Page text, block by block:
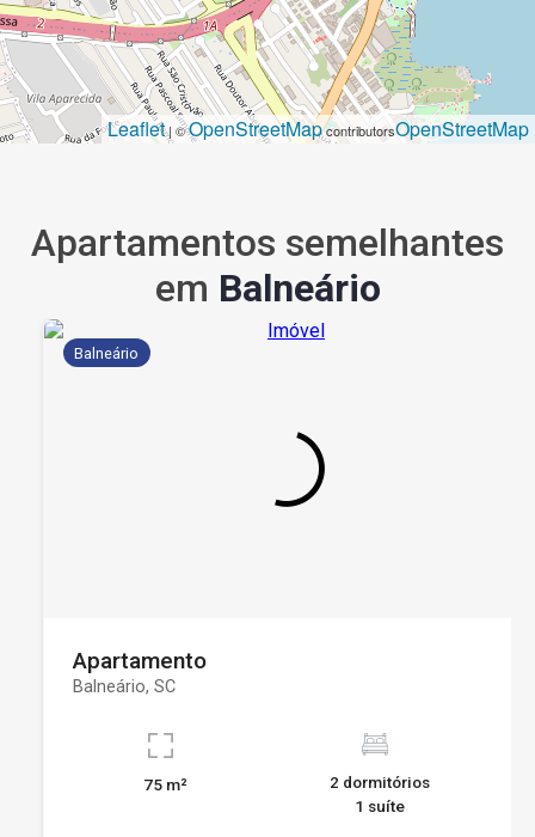
Leaflet| ©OpenStreetMapcontributorsOpenStreetMap
Apartamentos semelhantes
em Balneário
Balneário
Apartamento
Balneário, SC
75 m²
2 dormitórios
1 suíte